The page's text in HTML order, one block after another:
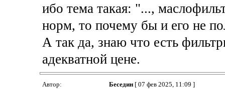
ибо тема такая: "...,
норм, то почему бы и его не
А так да, знаю что есть
адекватной цене.
Автор: Беседин[ 07 фев 2025, 11:09 ]